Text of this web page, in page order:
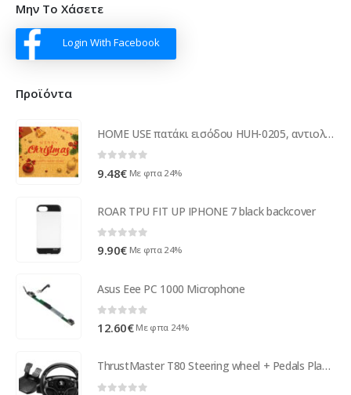
Μην Το Χάσετε
Login With Facebook
Προϊόντα
HOME USE πατάκι εισόδου HUH-0205, αντιολισθητικό, 60x40cm, 8mm πάχος, καφέ
9.48€ Με φπα 24%
ROAR TPU FIT UP IPHONE 7 black backcover
0 out of 5
9.90€ Με φπα 24%
Asus Eee PC 1000 Microphone
0 out of 5
12.60€ Με φπα 24%
ThrustMaster T80 Steering wheel + Pedals Playstation 3 - PlayStation 4 Black 4160598